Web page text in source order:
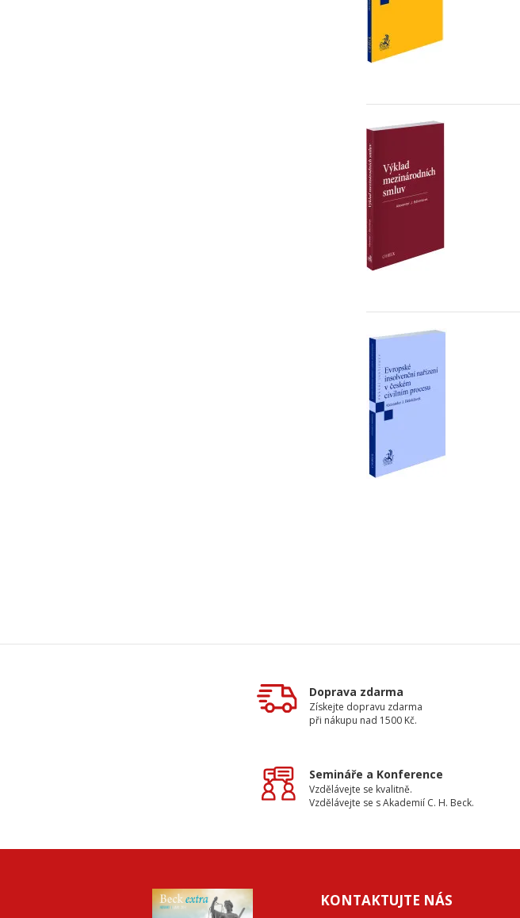
Doprava zdarma
Získejte dopravu zdarma
při nákupu nad 1500 Kč.
Semináře a Konference
Vzdělávejte se kvalitně.
Vzdělávejte se s Akademií C. H. Beck.
KONTAKTUJTE NÁS